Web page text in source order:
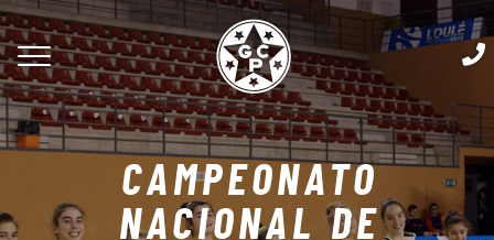
CAMPEONATO
NACIONAL DE